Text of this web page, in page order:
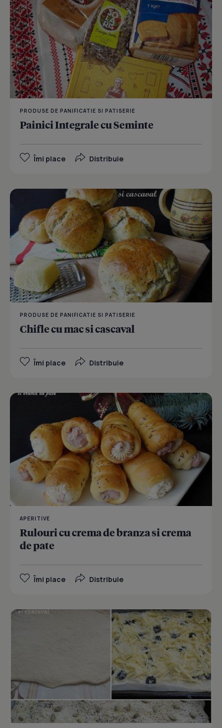
PRODUSE DE PANIFICATIE SI PATISERIE
Painici Integrale cu Seminte
Îmi place Distribuie
PRODUSE DE PANIFICATIE SI PATISERIE
Chifle cu mac si cascaval
Îmi place Distribuie
APERITIVE
Rulouri cu crema de branza si crema
de pate
Îmi place Distribuie